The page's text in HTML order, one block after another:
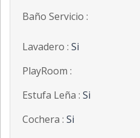
Baño Servicio :
Lavadero : Si
PlayRoom :
Estufa Leña : Si
Cochera : Si